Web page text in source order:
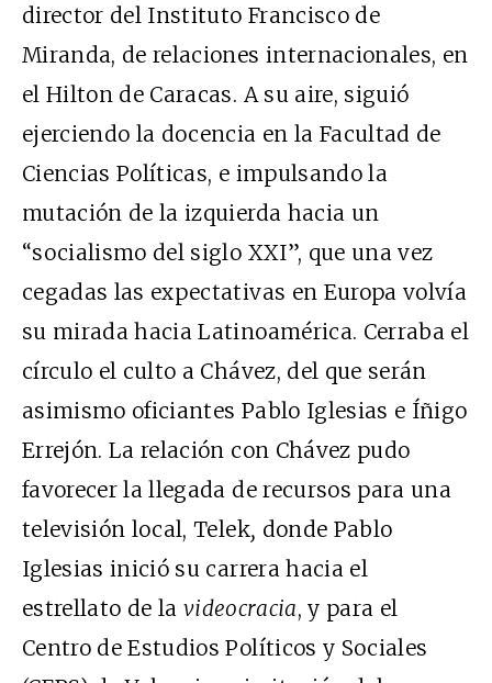
director del Instituto Francisco de
Miranda, de relaciones internacionales, en
el Hilton de Caracas. A su aire, siguió
ejerciendo la docencia en la Facultad de
Ciencias Políticas, e impulsando la
mutación de la izquierda hacia un
“socialismo del siglo XXI”, que una vez
cegadas las expectativas en Europa volvía
su mirada hacia Latinoamérica. Cerraba el
círculo el culto a Chávez, del que serán
asimismo oficiantes Pablo Iglesias e Íñigo
Errejón. La relación con Chávez pudo
favorecer la llegada de recursos para una
televisión local, Telek, donde Pablo
Iglesias inició su carrera hacia el
estrellato de la videocracia, y para el
Centro de Estudios Políticos y Sociales